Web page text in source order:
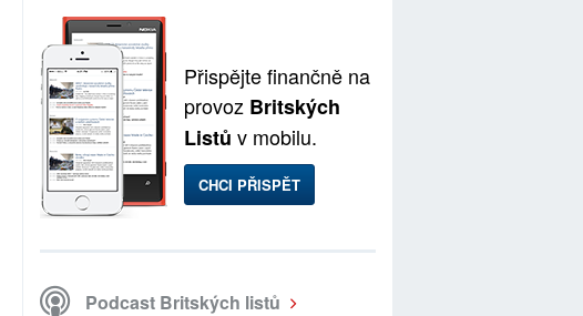
Přispějte finančně na
provoz Britských
Listů v mobilu.
CHCI PŘISPĚT
Podcast Britských listů